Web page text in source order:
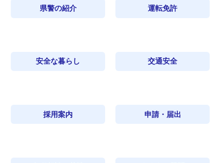
県警の紹介 運転免許
安全な暮らし 交通安全
採用案内 申請・届出